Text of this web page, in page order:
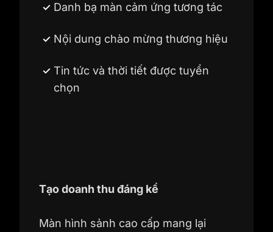
Danh bạ màn cảm ứng tương tác
Nội dung chào mừng thương hiệu
Tin tức và thời tiết được tuyển
chọn
Tạo doanh thu đáng kể
Màn hình sảnh cao cấp mang lại